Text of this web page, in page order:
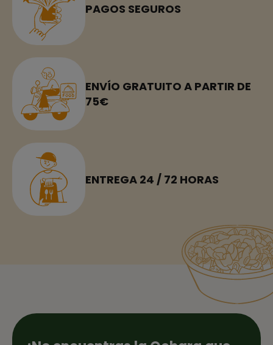
PAGOS SEGUROS
ENVÍO GRATUITO A PARTIR DE
75€
ENTREGA 24 / 72 HORAS